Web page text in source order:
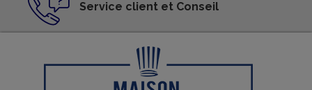
Service client et Conseil